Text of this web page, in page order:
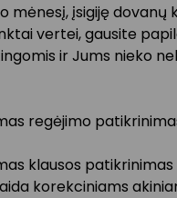
mėnesį, įsigiję dovanų
vertei, gausite
ir Jums nieko
regėjimo
klausos patikrinimas
korekciniams